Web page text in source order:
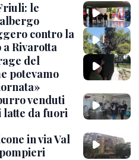
le
contro la
a Rivarotta
del
potevamo
venduti
latte da fuori
in via Val